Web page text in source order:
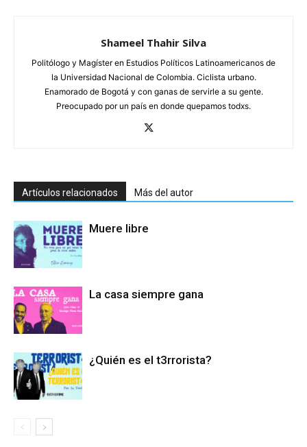
Shameel Thahir Silva
Politólogo y Magíster en Estudios Políticos Latinoamericanos de
la Universidad Nacional de Colombia. Ciclista urbano.
Enamorado de Bogotá y con ganas de servirle a su gente.
Preocupado por un país en donde quepamos todxs.
Artículos relacionados Más del autor
Muere libre
La casa siempre gana
¿Quién es el t3rrorista?